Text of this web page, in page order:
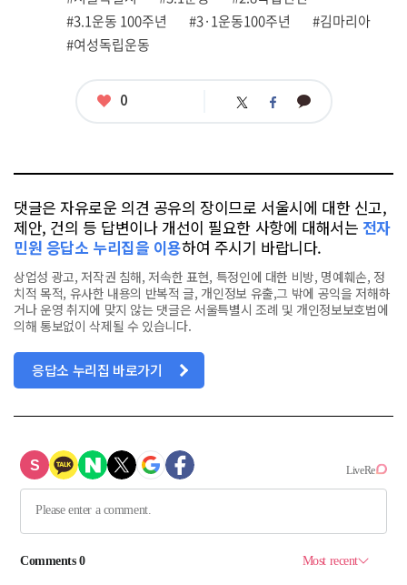
련
태
그
#3.1운동 100주년
#3·1운동100주년
#김마리아
#여성독립운동
좋
0 트 페 카
댓글은 자유로운 의견 공유의 장이므로 서울시에 대한 신고,
제안, 건의 등 답변이나 개선이 필요한 사항에 대해서는 전자
민원 응답소 누리집을 이용하여 주시기 바랍니다.
상업성 광고, 저작권 침해, 저속한 표현, 특정인에 대한 비방, 명예훼손, 정
치적 목적, 유사한 내용의 반복적 글, 개인정보 유출,그 밖에 공익을 저해하
거나 운영 취지에 맞지 않는 댓글은 서울특별시 조례 및 개인정보보호법에
의해 통보없이 삭제될 수 있습니다.
응답소 누리집 바로가기